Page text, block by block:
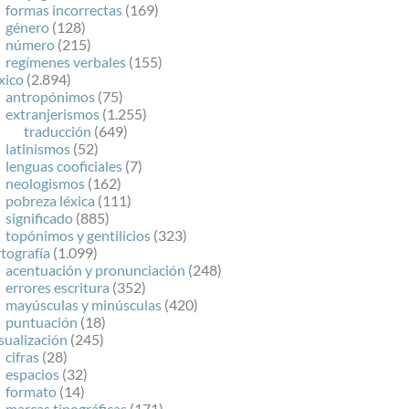
formas incorrectas (169)
género (128)
número (215)
regímenes verbales (155)
(2.894)
antropónimos (75)
extranjerismos (1.255)
traducción (649)
latinismos (52)
lenguas cooficiales (7)
neologismos (162)
pobreza léxica (111)
significado (885)
topónimos y gentilicios (323)
(1.099)
acentuación y pronunciación (248)
errores escritura (352)
mayúsculas y minúsculas (420)
puntuación (18)
(245)
cifras (28)
espacios (32)
formato (14)